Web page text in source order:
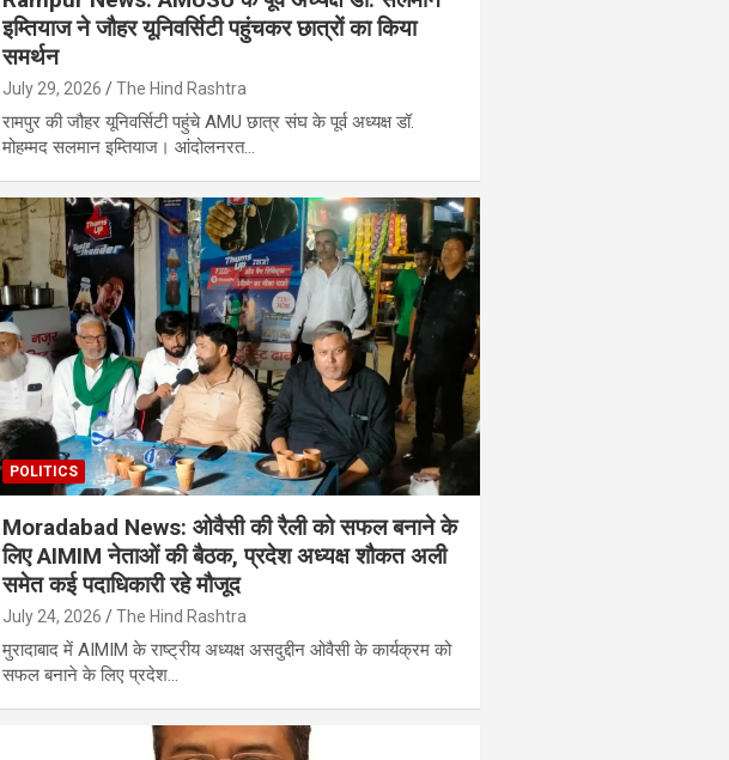
इम्तियाज ने जौहर यूनिवर्सिटी पहुंचकर छात्रों का किया
समर्थन
July 29, 2026 The Hind Rashtra
रामपुर की जौहर यूनिवर्सिटी पहुंचे AMU छात्र संघ के पूर्व अध्यक्ष डॉ.
मोहम्मद सलमान इम्तियाज। आंदोलनरत…
POLITICS
Moradabad News: ओवैसी की रैली को सफल बनाने के
लिए AIMIM नेताओं की बैठक, प्रदेश अध्यक्ष शौकत अली
समेत कई पदाधिकारी रहे मौजूद
July 24, 2026 The Hind Rashtra
मुरादाबाद में AIMIM के राष्ट्रीय अध्यक्ष असदुद्दीन ओवैसी के कार्यक्रम को
सफल बनाने के लिए प्रदेश…